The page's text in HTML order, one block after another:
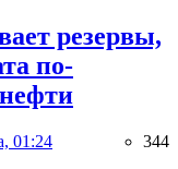
резервы,
по-
01:24 344